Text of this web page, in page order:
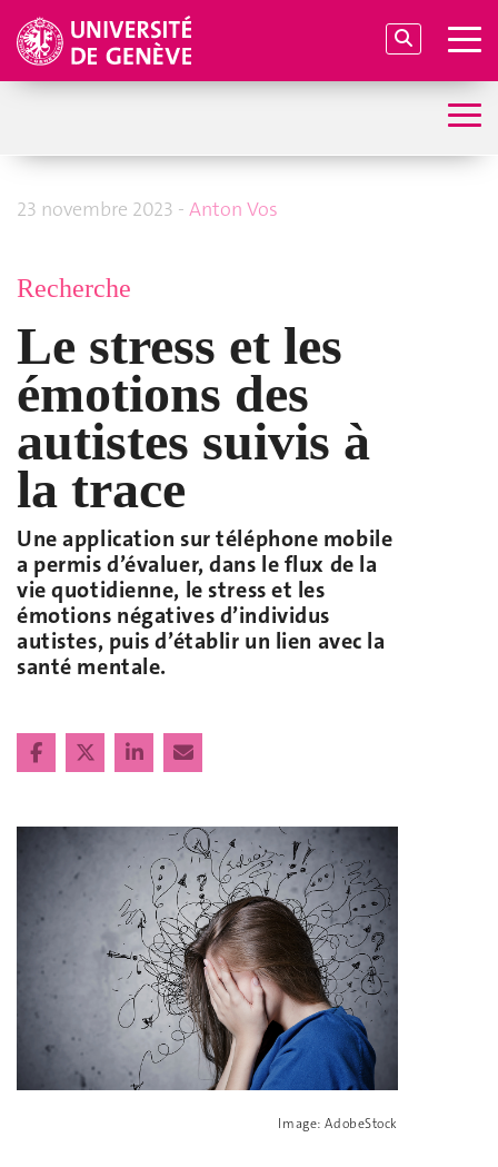
23 novembre 2023 - Anton Vos
Recherche
Le stress et les
émotions des
autistes suivis à
la trace
Une application sur téléphone mobile
a permis d’évaluer, dans le flux de la
vie quotidienne, le stress et les
émotions négatives d’individus
autistes, puis d’établir un lien avec la
santé mentale.
Image: AdobeStock